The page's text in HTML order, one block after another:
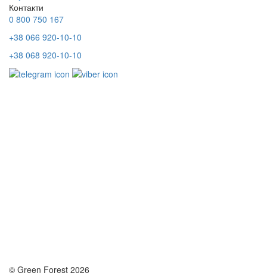
Контакти
0 800 750 167
+38 066 920-10-10
+38 068 920-10-10
© Green Forest 2026